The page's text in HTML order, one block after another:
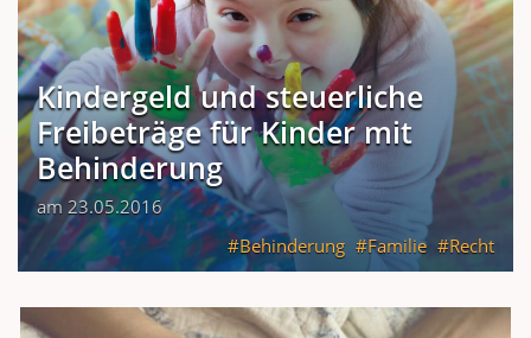
Kindergeld und steuerliche
Freibeträge für Kinder mit
Behinderung
am 23.05.2016
Behinderung
Familie Recht